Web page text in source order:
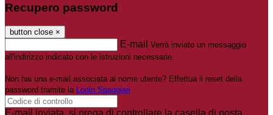
Recupero password
button close ×
E-mail Verrà inviato un messaggio
all'indirizzo indicato con le istruzioni necessarie.
Non hai una e-mail associata al nome utente? Effettua il reset della
password tramite la Login Spaggiari